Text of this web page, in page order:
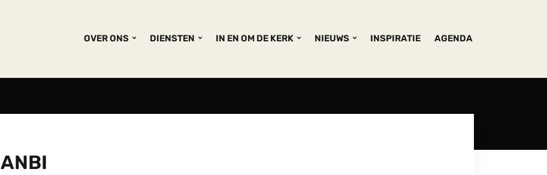
OVER ONS DIENSTEN IN EN OM DE KERK NIEUWS INSPIRATIE AGENDA
ANBI